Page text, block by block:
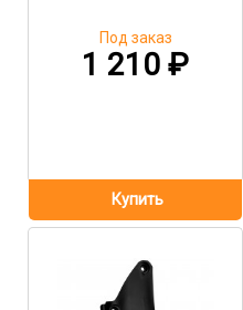
1 210 ₽
Под заказ